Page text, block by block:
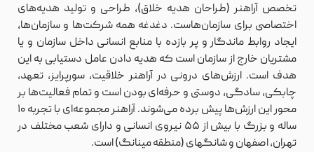
تخصص آراهنر (طراحان هدیه خلاق)، طراحی و تولید هدیه‌های
اختصاصی برای سازمان‌هاست. دغدغه همه شرکت‌ها و سازمان‌ها،
ایجاد روابط ماندگار و پر بازده با منابع انسانی داخل سازمان و یا
مشتریان خارج از سازمان است که هدیه دادن عامل دستیابی به این
هدف است. ارزش‌های درونی در آراهنر خلاقیت، سورپرایز، تعهد،
چابکی، سادگی، دوستی و حرفه‌ای بودن است و تمام فعالیت‌ها بر
محور این ارزش‌ها پیش برده می‌شوند. آراهنر مجموعه‌ای با تجربه ۱۰
ساله و بزرگ با بیش از ۵۵ نیروی انسانی و دارای شعب مختلف در
تهران، اصفهان و شانگهای (منطقه مینانگ) است.